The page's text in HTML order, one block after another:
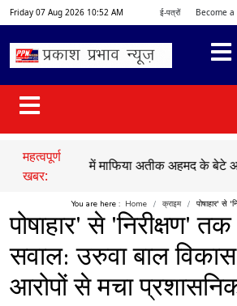
Friday 07 Aug 2026 10:52 AM ई-पत्रों Become
महत्वपूर्ण
खबर:
हादसे में माफिया अतीक अहमद के बेटे अबान की
You are here : Home क्राइम पोषाहार' से
पोषाहार' से 'निरीक्षण'
सवाल: उरुवा बाल
आरोपों से मचा